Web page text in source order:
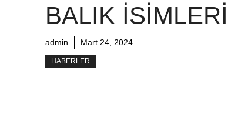
BALIK İSIMLERI
admin Mart 24, 2024
HABERLER